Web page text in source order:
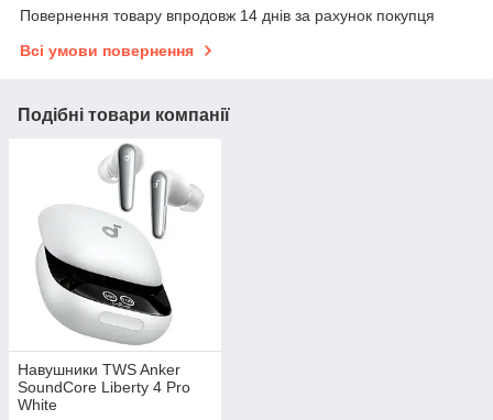
Повернення товару впродовж 14 днів за рахунок покупця
Всі умови повернення
Подібні товари компанії
Навушники TWS Anker
SoundCore Liberty 4 Pro
White